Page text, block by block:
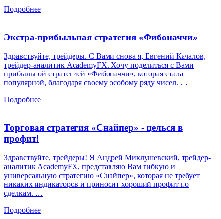
Подробнее
Экстра-прибыльная стратегия «Фибоначчи»
Здравствуйте, трейдеры. С Вами снова я, Евгений Качалов,
трейдер-аналитик AcademyFX. Хочу поделиться с Вами
прибыльной стратегией «Фибоначчи», которая стала
популярной, благодаря своему особому ряду чисел. …
Подробнее
Торговая стратегия «Снайпер» - целься в
профит!
Здравствуйте, трейдеры! Я Андрей Миклушевский, трейдер-
аналитик AcademyFX, представляю Вам гибкую и
универсальную стратегию «Снайпер», которая не требует
никаких индикаторов и приносит хороший профит по
сделкам. …
Подробнее